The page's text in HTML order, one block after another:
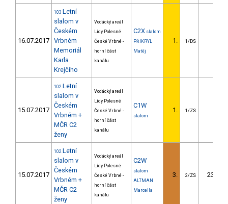
16.07.2017
103 Letní
slalom v
Českém
Vrbném
Memoriál
Karla
Krejčího
Vodácký areál
Lídy Polesné
České Vrbné -
horní část
kanálu
C2X slalom
PŘIKRYL
Matěj
1. 1/DS
15.07.2017
102 Letní
slalom v
Českém
Vrbném +
MČR C2
ženy
Vodácký areál
Lídy Polesné
České Vrbné -
horní část
kanálu
C1W
slalom
1. 1/ZS
15.07.2017
102 Letní
slalom v
Českém
Vrbném +
MČR C2
ženy
Vodácký areál
Lídy Polesné
České Vrbné -
horní část
kanálu
C2W
slalom
ALTMAN
Marcella
3. 2/ZS 23.46